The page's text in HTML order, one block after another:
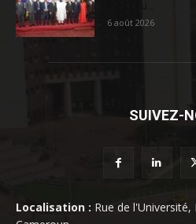
6 août 2026
SUIVEZ-
Localisation : Rue de